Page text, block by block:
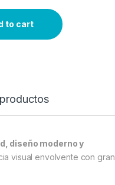
to cart
diseño moderno y
visual envolvente con gran